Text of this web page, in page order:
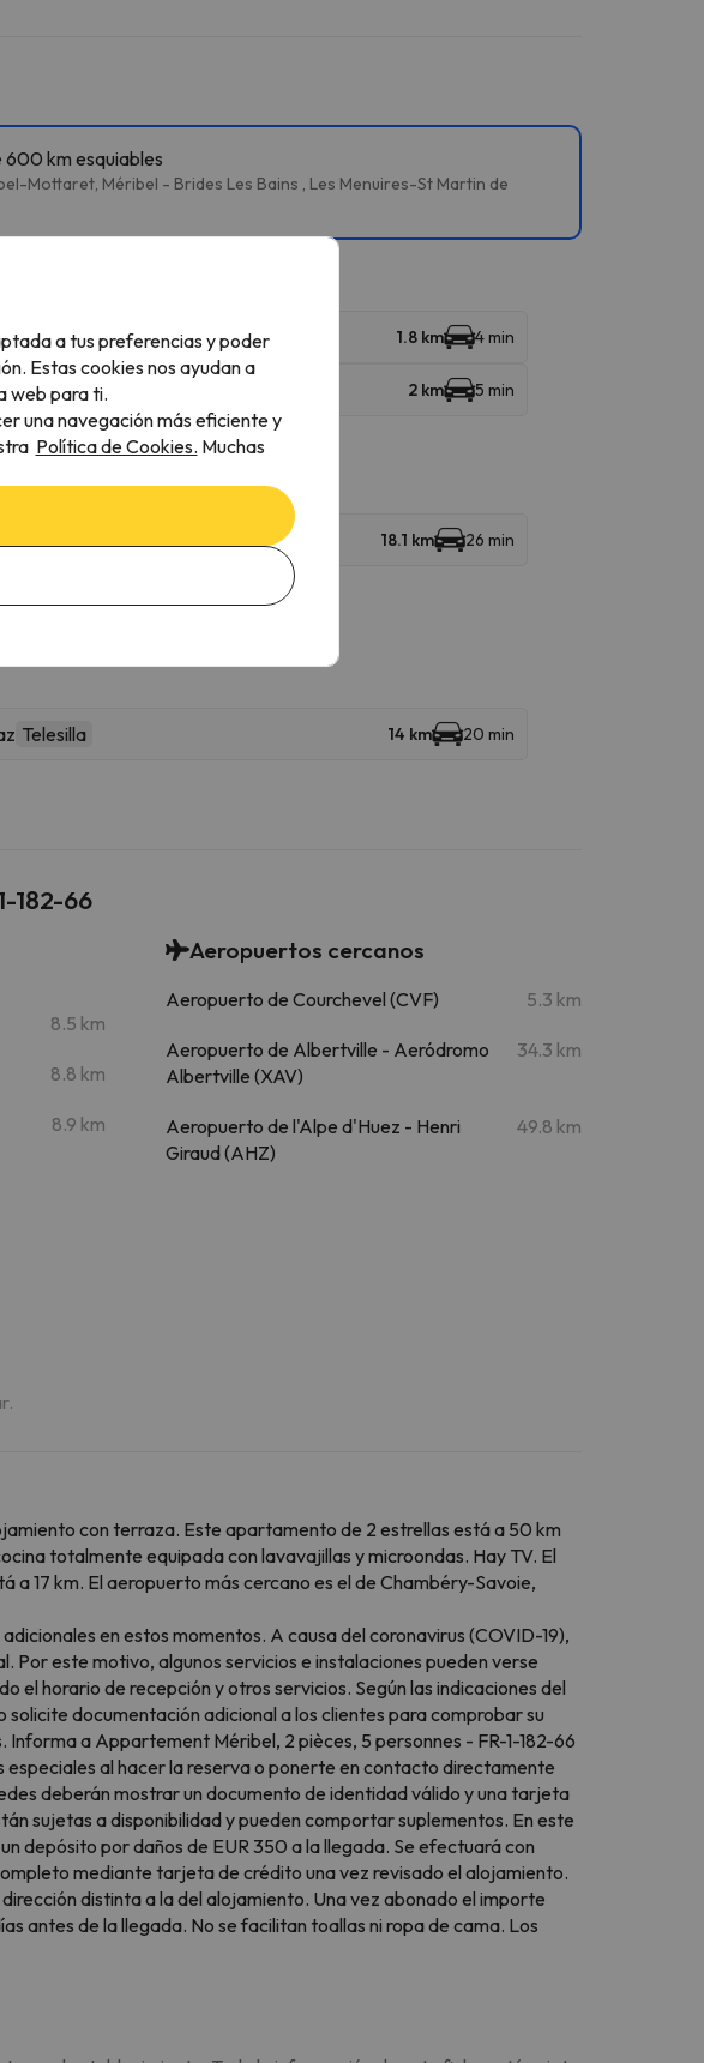
600 km esquiables
Mottaret, Méribel - Brides Les Bains , Les Menuires-St Martin de
1.8 km 4 min
2 km 5 min
18.1 km 26 min
Telesilla 14 km 20 min
182-66
8.5 km
8.8 km
8.9 km
Aeropuertos cercanos
Aeropuerto de Courchevel (CVF) 5.3 km
Aeropuerto de Albertville - Aeródromo
Albertville (XAV)
34.3 km
Aeropuerto de l'Alpe d'Huez - Henri
Giraud (AHZ)
49.8 km
con terraza. Este apartamento de 2 estrellas está a 50 km
totalmente equipada con lavavajillas y microondas. Hay TV. El
17 km. El aeropuerto más cercano es el de Chambéry-Savoie,
en estos momentos. A causa del coronavirus (COVID-19),
este motivo, algunos servicios e instalaciones pueden verse
el horario de recepción y otros servicios. Según las indicaciones del
documentación adicional a los clientes para comprobar su
a Appartement Méribel, 2 pièces, 5 personnes - FR-1-182-66
al hacer la reserva o ponerte en contacto directamente
deberán mostrar un documento de identidad válido y una tarjeta
sujetas a disponibilidad y pueden comportar suplementos. En este
depósito por daños de EUR 350 a la llegada. Se efectuará con
mediante tarjeta de crédito una vez revisado el alojamiento.
distinta a la del alojamiento. Una vez abonado el importe
antes de la llegada. No se facilitan toallas ni ropa de cama. Los
a tus preferencias y poder
Estas cookies nos ayudan a
web para ti.
una navegación más eficiente y
Política de Cookies. Muchas